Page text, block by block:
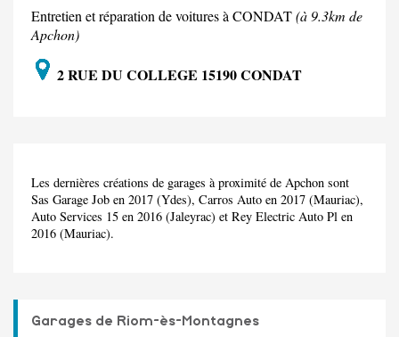
Entretien et réparation de voitures à CONDAT(à 9.3km de
Apchon)
2 RUE DU COLLEGE 15190 CONDAT
Les dernières créations de garages à proximité de Apchon sont
Sas Garage Job en 2017 (Ydes), Carros Auto en 2017 (Mauriac),
Auto Services 15 en 2016 (Jaleyrac) et Rey Electric Auto Pl en
2016 (Mauriac).
Garages de Riom-ès-Montagnes